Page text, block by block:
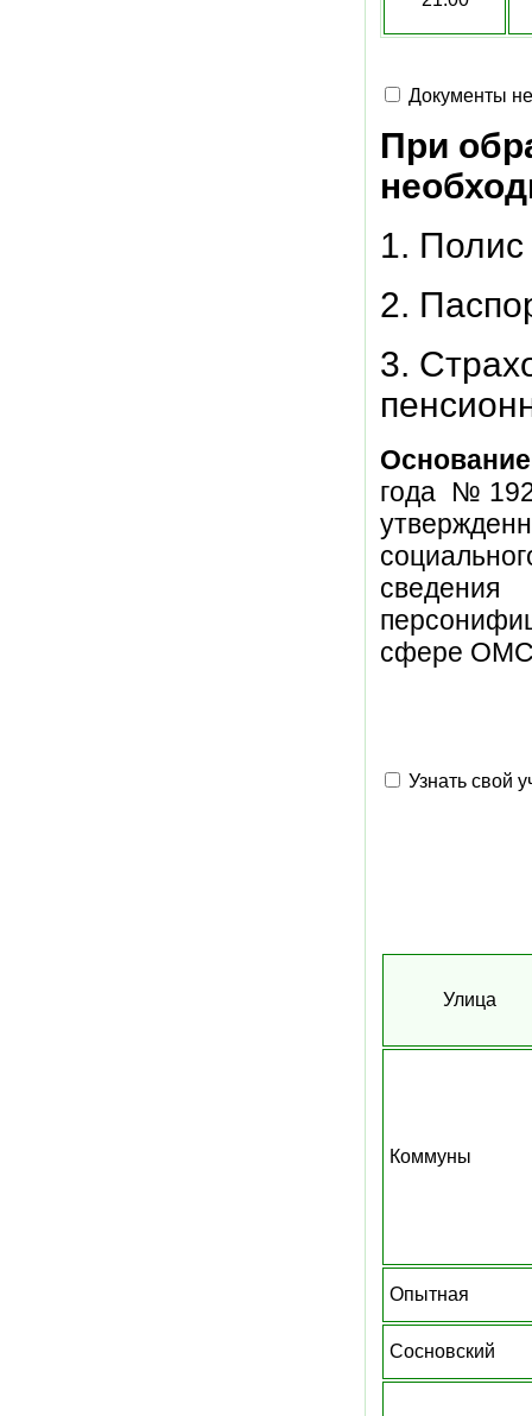
Документы
При
1.
2.
3.
года
сфере
Узнать свой
Улица
Коммуны
Опытная
Сосновский